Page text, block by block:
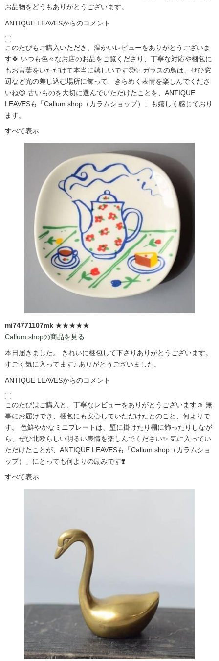
お品物をどうもありがとうございます。
ANTIQUE LEAVESからのコメント
このたびもご購入いただき、温かいレビューをありがとうございま
す🍀 いつも色々なお店のお品をご覧くださり、丁寧な対応や梱包に
もお言葉をいただけて本当に嬉しいです🥺✨ ガラスの鳥は、ぜひ窓
辺など光の差し込む場所に飾って、きらめく表情を楽しんでくださ
いね😉 古いものを大切に選んでいただけたことを、ANTIQUE
LEAVESも「Callum shop（カラムショップ）」も嬉しく感じており
ます。
すべて表示
mi74771107mk ★★★★★
Callum shopの商品を見る
本日届きました。 きれいに梱包して下さりありがとうございます。
すごく気に入ってます♪ ありがとうございました。
ANTIQUE LEAVESからのコメント
このたびはご購入と、丁寧なレビューをありがとうございます☺️ 無
事にお届けでき、梱包にも安心していただけたとのこと、何よりで
す。 色鮮やかなミニプレートは、壁に掛けたり棚に飾ったりしなが
ら、ぜひ北欧らしい明るい表情を楽しんでください✨ 気に入ってい
ただけたことが、ANTIQUE LEAVESも「Callum shop（カラムショ
ップ）」にとっても何よりの励みです❣️
すべて表示